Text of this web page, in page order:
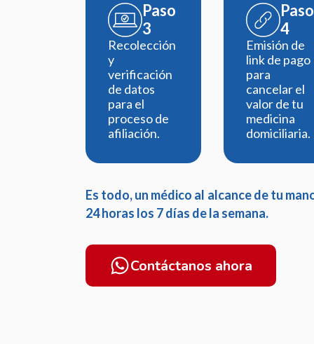
Paso
3
Recolección
y
verificación
de datos
para el
proceso de
afiliación.
Paso
4
Emisión de
link de pago
para
cancelar el
valor de tu
medicina
domiciliaria.
Es todo, un médico al alcance de tu
24 horas los 7 días de la semana.
Contáctanos ahora